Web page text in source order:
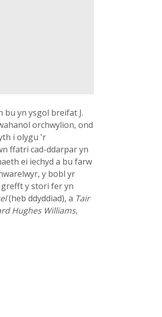
bu yn ysgol breifat J.
orchwylion, ond
i olygu 'r
ffatri cad-ddarpar yn
ei iechyd a bu farw
y bobl yr
grefft y stori fer yn
(heb ddyddiad), a Tair
Hughes Williams,